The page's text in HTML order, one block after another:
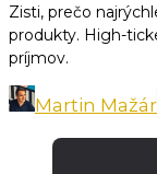
Zisti, prečo
produkty. High-
príjmov.
Martin Mažár